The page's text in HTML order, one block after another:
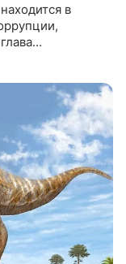
в
Луис